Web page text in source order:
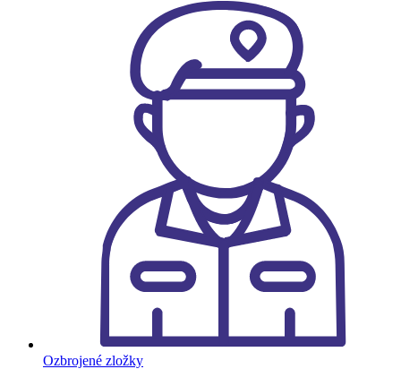
Ozbrojené zložky